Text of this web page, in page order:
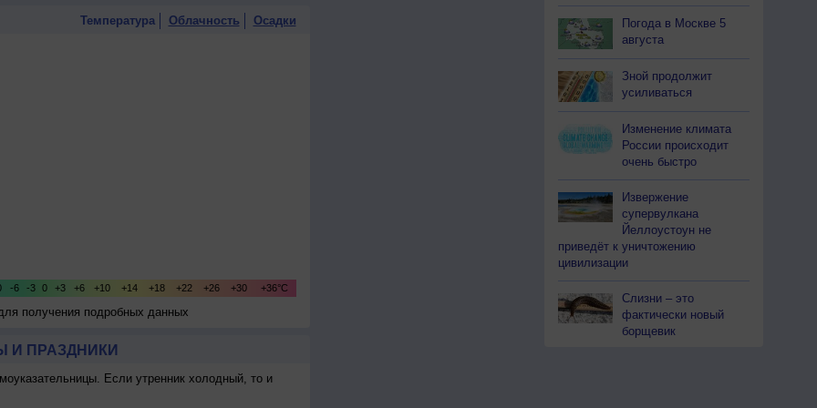
Температура Облачность Осадки
получения подробных данных
И ПРАЗДНИКИ
Если утренник холодный, то и
Погода в Москве 5
августа
Зной продолжит
усиливаться
Изменение климата
России происходит
очень быстро
Извержение
супервулкана
Йеллоустоун не
приведёт к уничтожению
цивилизации
Слизни – это
фактически новый
борщевик